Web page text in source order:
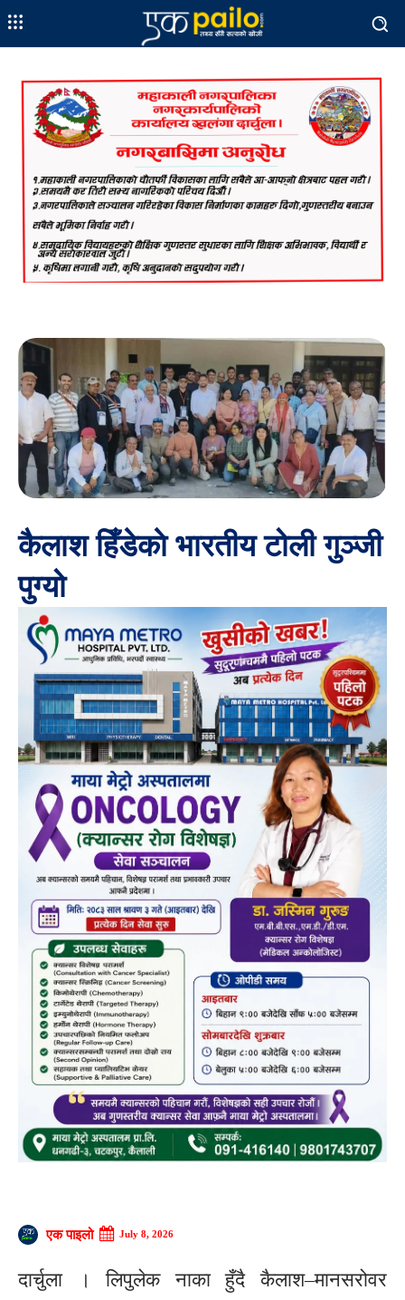
कैलाश हिँडेकाे भारतीय टोली गुञ्जी
पुग्यो
एक पाइलो July 8, 2026
दार्चुला । लिपुलेक नाका हुँदै कैलाश–मानसरोवर